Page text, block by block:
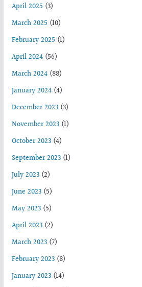
April 2025 (3)
March 2025 (10)
February 2025 (1)
April 2024(56)
March 2024(88)
January 2024(4)
December 2023(3)
November 2023(1)
October 2023(4)
September 2023(1)
July 2023(2)
June 2023(5)
May 2023(5)
April 2023(2)
March 2023(7)
February 2023(8)
January 2023(14)